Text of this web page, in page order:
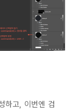
하고, 이번엔 검